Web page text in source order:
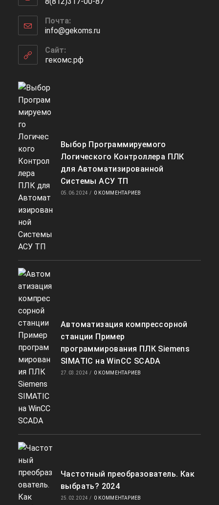
Почта:
info@gekoms.ru
Сайт:
гекомс.рф
Выбор Программируемого
Логического Контроллера ПЛК
для Автоматизированной
Системы АСУ ТП
05.06.2024 / 0 КОММЕНТАРИЕВ
Автоматизация компрессорной
станции Пример
программирования ПЛК Siemens
SIMATIC на WinCC SCADA
27.03.2024 / 0 КОММЕНТАРИЕВ
Частотный преобразователь. Как
выбрать? 2024
25.02.2024 / 0 КОММЕНТАРИЕВ